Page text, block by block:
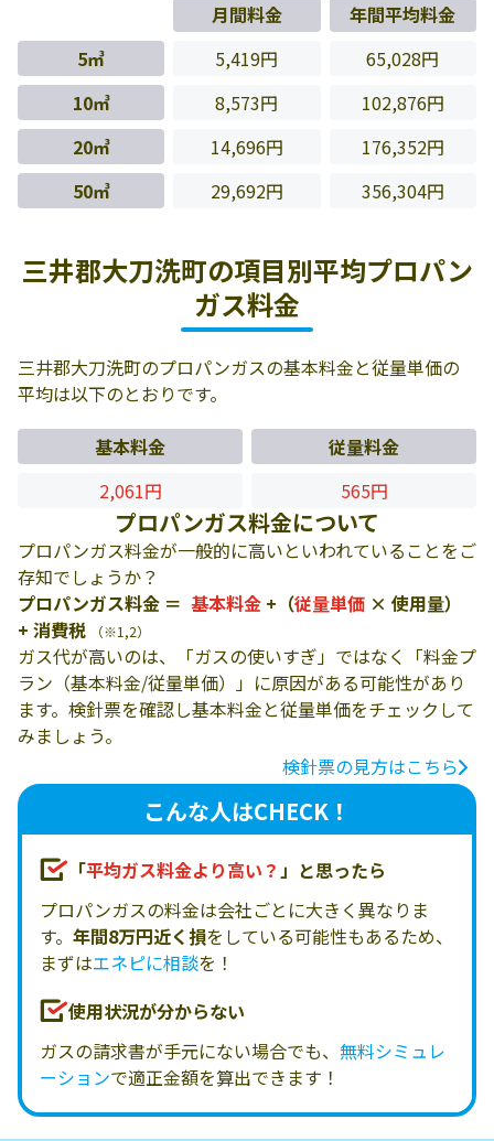
月間料金
年間平均料金
5㎥
5,419円
65,028円
10㎥
8,573円
102,876円
20㎥
14,696円
176,352円
50㎥
29,692円 356,304円
三井郡大刀洗町の項目別平均プロパン
ガス料金
三井郡大刀洗町のプロパンガスの基本料金と従量単価の
平均は以下のとおりです。
基本料金
従量料金
2,061円
565円
プロパンガス料金について
プロパンガス料金が一般的に高いといわれていることをご
存知でしょうか？
プロパンガス料金 ＝ 基本料金 +（従量単価 × 使用量）
+ 消費税
（※1,2）
ガス代が高いのは、「ガスの使いすぎ」ではなく「料金プ
ラン（基本料金/従量単価）」に原因がある可能性があり
ます。検針票を確認し基本料金と従量単価をチェックして
みましょう。
検針票の見方はこちら
こんな人はCHECK！
「平均ガス料金より高い？」と思ったら
プロパンガスの料金は会社ごとに大きく異なりま
す。 年間8万円近く損をしている可能性もあるため、
まずはエネピに相談を！
使用状況が分からない
ガスの請求書が手元にない場合でも、 無料シミュレ
ーションで適正金額を算出できます！